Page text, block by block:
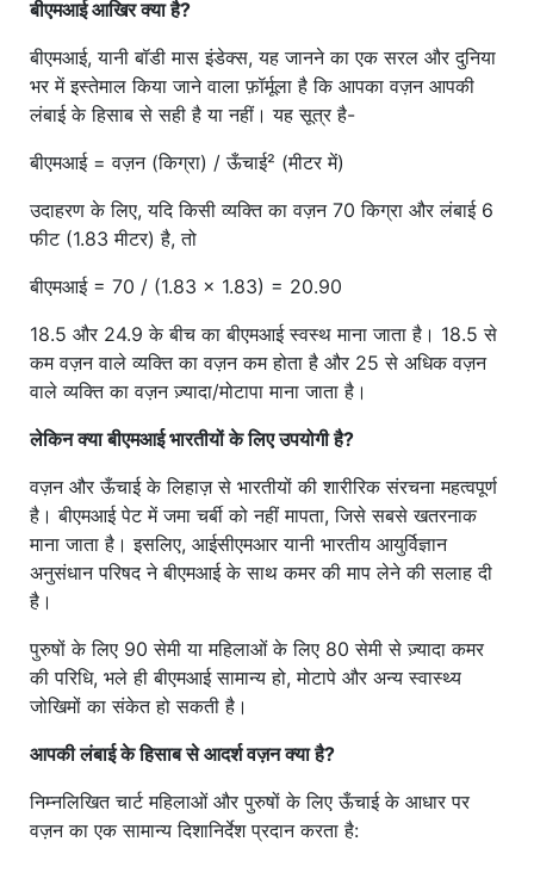
बीएमआई आखिर क्या है?
बीएमआई, यानी बॉडी मास इंडेक्स, यह जानने का एक सरल और दुनिया
भर में इस्तेमाल किया जाने वाला फ़ॉर्मूला है कि आपका वज़न आपकी
लंबाई के हिसाब से सही है या नहीं। यह सूत्र है-
बीएमआई = वज़न (किग्रा) / ऊँचाई² (मीटर में)
उदाहरण के लिए, यदि किसी व्यक्ति का वज़न 70 किग्रा और लंबाई 6
फीट (1.83 मीटर) है, तो
बीएमआई = 70 / (1.83 × 1.83) = 20.90
18.5 और 24.9 के बीच का बीएमआई स्वस्थ माना जाता है। 18.5 से
कम वज़न वाले व्यक्ति का वज़न कम होता है और 25 से अधिक वज़न
वाले व्यक्ति का वज़न ज़्यादा/मोटापा माना जाता है।
लेकिन क्या बीएमआई भारतीयों के लिए उपयोगी है?
वज़न और ऊँचाई के लिहाज़ से भारतीयों की शारीरिक संरचना महत्वपूर्ण
है। बीएमआई पेट में जमा चर्बी को नहीं मापता, जिसे सबसे खतरनाक
माना जाता है। इसलिए, आईसीएमआर यानी भारतीय आयुर्विज्ञान
अनुसंधान परिषद ने बीएमआई के साथ कमर की माप लेने की सलाह दी
है।
पुरुषों के लिए 90 सेमी या महिलाओं के लिए 80 सेमी से ज़्यादा कमर
की परिधि, भले ही बीएमआई सामान्य हो, मोटापे और अन्य स्वास्थ्य
जोखिमों का संकेत हो सकती है।
आपकी लंबाई के हिसाब से आदर्श वज़न क्या है?
निम्नलिखित चार्ट महिलाओं और पुरुषों के लिए ऊँचाई के आधार पर
वज़न का एक सामान्य दिशानिर्देश प्रदान करता है: